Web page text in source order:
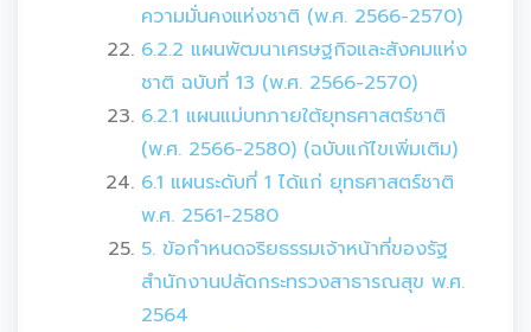
ความมั่นคงแห่งชาติ (พ.ศ. 2566-2570)
6.2.2 แผนพัฒนาเศรษฐกิจและสังคมแห่ง
ชาติ ฉบับที่ 13 (พ.ศ. 2566-2570)
6.2.1 แผนแม่บทภายใต้ยุทธศาสตร์ชาติ
(พ.ศ. 2566-2580) (ฉบับแก้ไขเพิ่มเติม)
6.1 แผนระดับที่ 1 ได้แก่ ยุทธศาสตร์ชาติ
พ.ศ. 2561-2580
5. ข้อกำหนดจริยธรรมเจ้าหน้าที่ของรัฐ
สำนักงานปลัดกระทรวงสาธารณสุข พ.ศ.
2564